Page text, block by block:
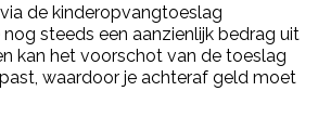
de kinderopvangtoeslag
steeds een aanzienlijk bedrag uit
kan het voorschot van de toeslag
waardoor je achteraf geld moet